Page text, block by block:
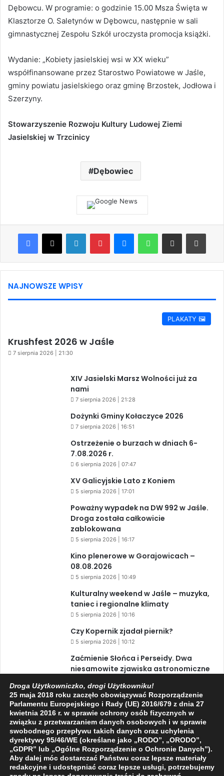
Dębowcu. W programie: o godzinie 15.00 Msza Święta w
Klasztorze O. Saletynów w Dębowcu, następnie w sali
gimnastycznej Zespołu Szkół uroczysta promocja książki.
Wydanie: „Kobiety jasielskiej wsi w XX wieku”
współfinansowane przez Starostwo Powiatowe w Jaśle,
gminy powiatu jasielskiego oraz gminę Brzostek, Jodłowa i
Szerzyny.
Stowarzyszenie Rozwoju Kultury Ludowej Ziemi
Jasielskiej w Trzcinicy
Dębowiec
Facebook
X LinkedInPinterestMessengerWhatsAppShare via Email Print
NAJNOWSZE WPISY
PLAKATY 🖼️
Krushfest 2026 w Jaśle
7 sierpnia 2026 | 21:30
XIV Jasielski Marsz Wolności już za
nami
7 sierpnia 2026 | 21:28
Dożynki Gminy Kołaczyce 2026
7 sierpnia 2026 | 16:51
Ostrzeżenie o burzach w dniach 6-
7.08.2026 r.
6 sierpnia 2026 | 07:47
XV Galicyjskie Lato z Koniem
5 sierpnia 2026 | 17:01
Poważny wypadek na DW 992 w Jaśle.
Droga została całkowicie
zablokowana
5 sierpnia 2026 | 16:17
Kino plenerowe w Gorajowicach –
08.08.2026
5 sierpnia 2026 | 10:49
Kulturalny weekend w Jaśle – muzyka,
taniec i regionalne klimaty
5 sierpnia 2026 | 10:16
Czy Kopernik zjadał piernik?
5 sierpnia 2026 | 10:12
Zaćmienie Słońca i Perseidy. Dwa
niesamowite zjawiska astronomiczne
3 sierpnia 2026 | 15:39
Facebook
X YouTube
Droga Użytkowniczko, drogi Użytkowniku!
25 maja 2018 roku zaczęło obowiązywać Rozporządzenie
Parlamentu Europejskiego i Rady (UE) 2016/679 z dnia 27
kwietnia 2016 r. w sprawie ochrony osób fizycznych w
związku z przetwarzaniem danych osobowych i w sprawie
swobodnego przepływu takich danych oraz uchylenia
dyrektywy 95/46/WE (określane jako „RODO”, „ORODO”,
„GDPR” lub „Ogólne Rozporządzenie o Ochronie Danych”).
Aby dalej móc dostarczać Państwu coraz lepsze materiały
redakcyjne i udostępniać coraz lepsze usługi, potrzebujemy